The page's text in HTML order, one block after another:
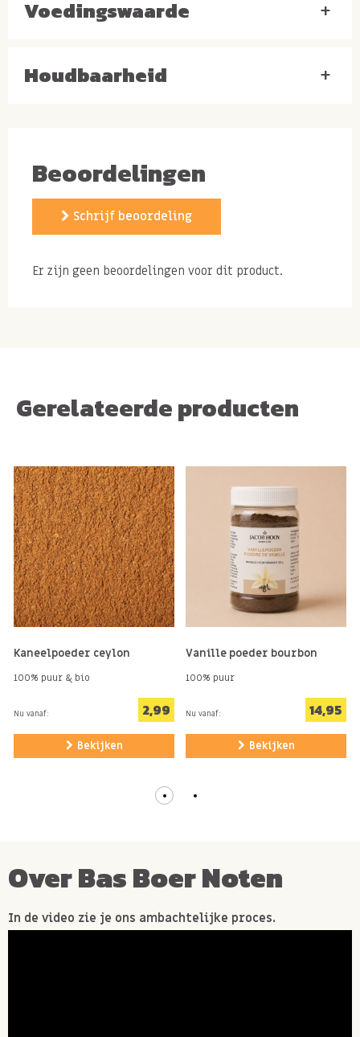
Allergenen:
Voedingswaarde +
Houdbaarheid +
Beoordelingen
Schrijf beoordeling
Er zijn geen beoordelingen voor dit product.
Gerelateerde producten
Kaneelpoeder ceylon
100% puur & bio
Nu vanaf: 2,99
Bekijken
Vanille poeder bourbon
100% puur
Nu vanaf: 14,95
Bekijken
Over Bas Boer Noten
In de video zie je ons ambachtelijke proces.